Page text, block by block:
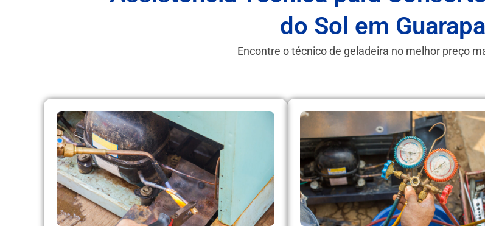
do Sol em
Encontre o técnico de geladeira no melhor preço